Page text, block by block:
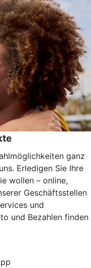
ganz
Erledigen Sie Ihre
wollen – online,
Geschäftsstellen
und
und Bezahlen finden